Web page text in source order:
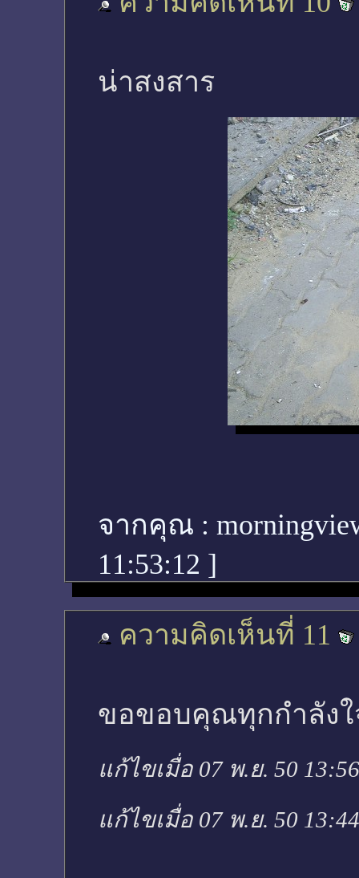
น่าสงสาร
จากคุณ :
11:53:12 ]
ความคิดเห็นที่ 11
ขอขอบคุณทุกกำลังใ
แก้ไขเมื่อ 07 พ.ย. 50
แก้ไขเมื่อ 07 พ.ย. 50